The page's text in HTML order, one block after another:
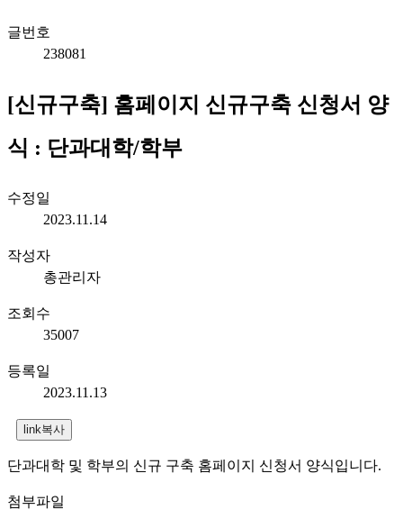
글번호
238081
[신규구축] 홈페이지 신규구축 신청서 양
식 : 단과대학/학부
수정일
2023.11.14
작성자
총관리자
조회수
35007
등록일
2023.11.13
단과대학 및 학부의 신규 구축 홈페이지 신청서 양식입니다.
첨부파일